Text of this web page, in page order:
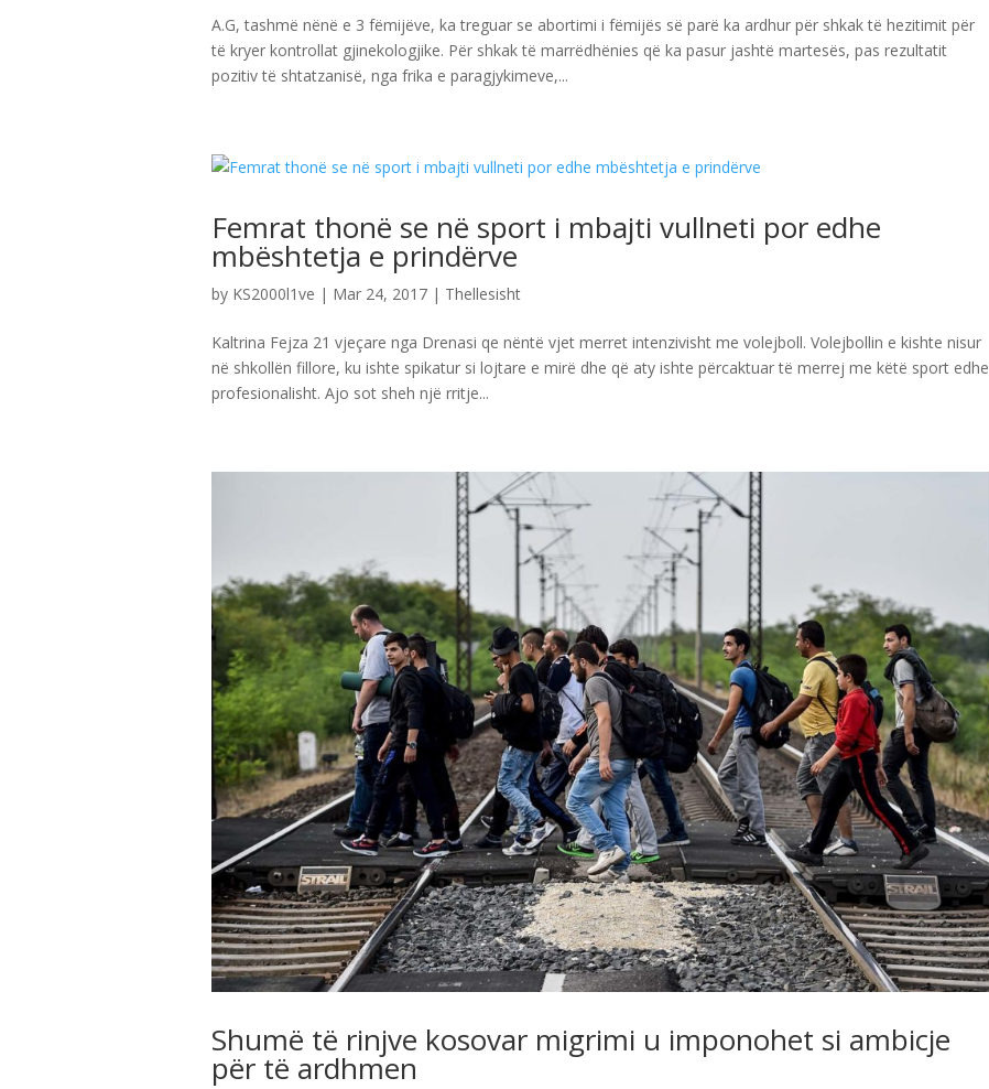
A.G, tashmë nënë e 3 fëmijëve, ka treguar se abortimi i fëmijës së parë ka ardhur për shkak të hezitimit për
të kryer kontrollat gjinekologjike. Për shkak të marrëdhënies që ka pasur jashtë martesës, pas rezultatit
pozitiv të shtatzanisë, nga frika e paragjykimeve,...
Femrat thonë se në sport i mbajti vullneti por edhe
mbështetja e prindërve
by KS2000l1ve | Mar 24, 2017 | Thellesisht
Kaltrina Fejza 21 vjeçare nga Drenasi qe nëntë vjet merret intenzivisht me volejboll. Volejbollin e kishte nisur
në shkollën fillore, ku ishte spikatur si lojtare e mirë dhe që aty ishte përcaktuar të merrej me këtë sport edhe
profesionalisht. Ajo sot sheh një rritje...
Shumë të rinjve kosovar migrimi u imponohet si ambicje
për të ardhmen